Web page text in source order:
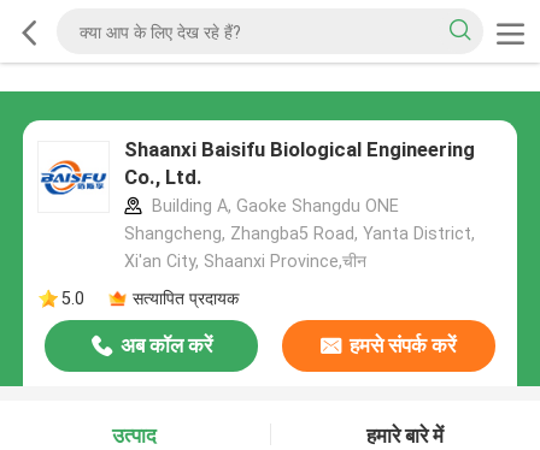
Shaanxi Baisifu Biological Engineering
Co., Ltd.
Building A, Gaoke Shangdu ONE
Shangcheng, Zhangba5 Road, Yanta District,
Xi'an City, Shaanxi Province,चीन
5.0
सत्यापित प्रदायक
अब कॉल करें हमसे संपर्क करें
उत्पाद हमारे बारे में